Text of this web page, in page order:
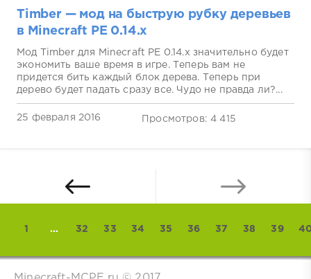
Timber — мод на быструю рубку деревьев
в Minecraft PE 0.14.x
Мод Timber для Minecraft PE 0.14.x значительно будет
экономить ваше время в игре. Теперь вам не
придется бить каждый блок дерева. Теперь при
дерево будет падать сразу все. Чудо не правда ли?...
25 февраля 2016 Просмотров: 4 415
1 ... 32 33 34 35 36 37 38 39